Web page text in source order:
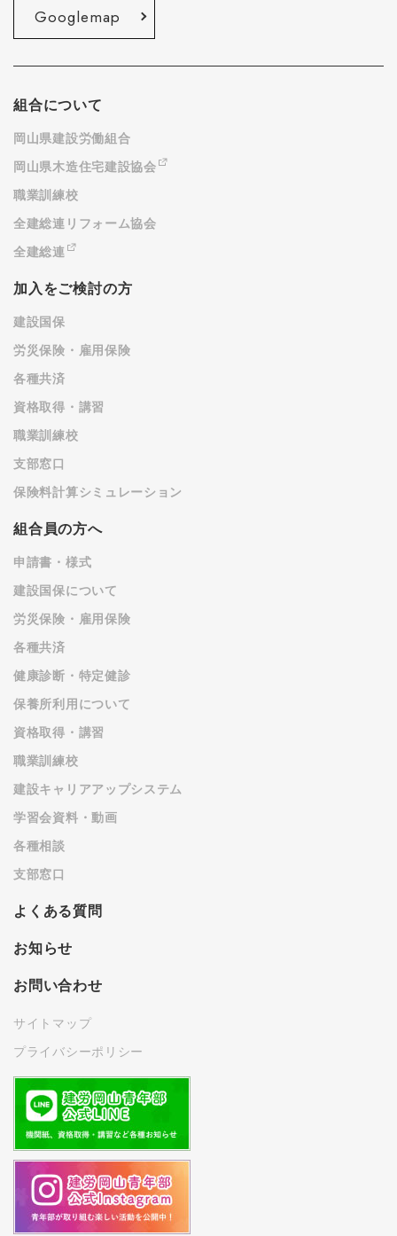
Googlemap
組合について
岡山県建設労働組合
岡山県木造住宅建設協会
職業訓練校
全建総連リフォーム協会
全建総連
加入をご検討の方
建設国保
労災保険・雇用保険
各種共済
資格取得・講習
職業訓練校
支部窓口
保険料計算シミュレーション
組合員の方へ
申請書・様式
建設国保について
労災保険・雇用保険
各種共済
健康診断・特定健診
保養所利用について
資格取得・講習
職業訓練校
建設キャリアアップシステム
学習会資料・動画
各種相談
支部窓口
よくある質問
お知らせ
お問い合わせ
サイトマップ
プライバシーポリシー